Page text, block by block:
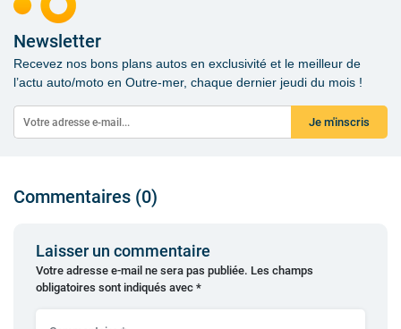
Newsletter
Recevez nos bons plans autos en exclusivité et le meilleur de
l’actu auto/moto en Outre-mer, chaque dernier jeudi du mois !
Je m'inscris
Commentaires (0)
Laisser un commentaire
Votre adresse e-mail ne sera pas publiée. Les champs
obligatoires sont indiqués avec *